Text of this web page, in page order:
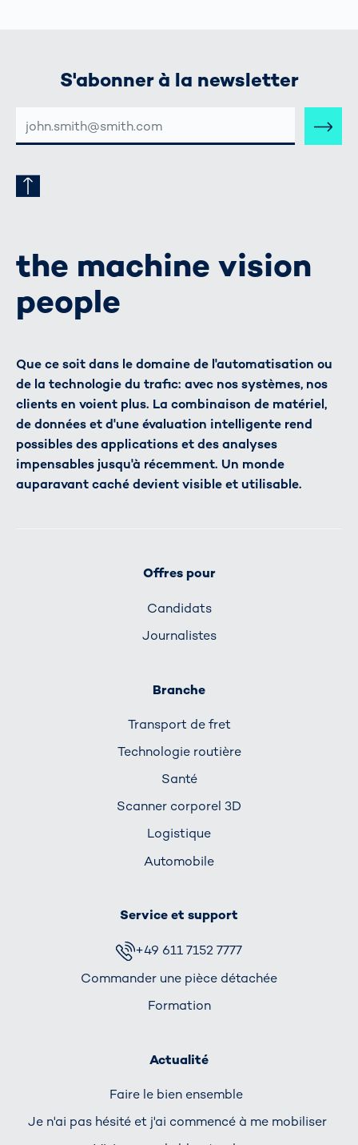
S'abonner à la newsletter
MAIL
the machine vision
people
Que ce soit dans le domaine de l'automatisation ou
de la technologie du trafic: avec nos systèmes, nos
clients en voient plus. La combinaison de matériel,
de données et d'une évaluation intelligente rend
possibles des applications et des analyses
impensables jusqu'à récemment. Un monde
auparavant caché devient visible et utilisable.
Offres pour
Candidats
Journalistes
Branche
Transport de fret
Technologie routière
Santé
Scanner corporel 3D
Logistique
Automobile
Service et support
+49 611 7152 7777
Commander une pièce détachée
Formation
Actualité
Faire le bien ensemble
Je n'ai pas hésité et j'ai commencé à me mobiliser